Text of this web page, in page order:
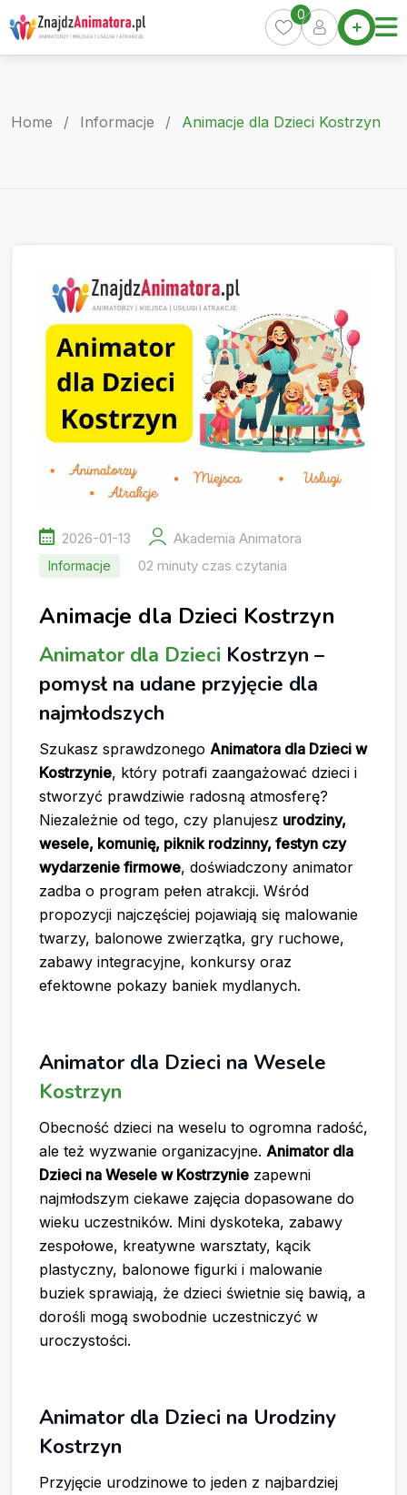
Skip
to
content
Home
Oferty
0
Home / Informacje / Animacje dla Dzieci Kostrzyn
2026-01-13 Akademia Animatora
Informacje 02 minuty czas czytania
Animacje dla Dzieci Kostrzyn
Animator dla Dzieci Kostrzyn –
pomysł na udane przyjęcie dla
najmłodszych
Szukasz sprawdzonego Animatora dla Dzieci w
Kostrzynie, który potrafi zaangażować dzieci i
stworzyć prawdziwie radosną atmosferę?
Niezależnie od tego, czy planujesz urodziny,
wesele, komunię, piknik rodzinny, festyn czy
wydarzenie firmowe, doświadczony animator
zadba o program pełen atrakcji. Wśród
propozycji najczęściej pojawiają się malowanie
twarzy, balonowe zwierzątka, gry ruchowe,
zabawy integracyjne, konkursy oraz
efektowne pokazy baniek mydlanych.
Animator dla Dzieci na Wesele
Kostrzyn
Obecność dzieci na weselu to ogromna radość,
ale też wyzwanie organizacyjne. Animator dla
Dzieci na Wesele w Kostrzynie zapewni
najmłodszym ciekawe zajęcia dopasowane do
wieku uczestników. Mini dyskoteka, zabawy
zespołowe, kreatywne warsztaty, kącik
plastyczny, balonowe figurki i malowanie
buziek sprawiają, że dzieci świetnie się bawią, a
dorośli mogą swobodnie uczestniczyć w
uroczystości.
Animator dla Dzieci na Urodziny
Kostrzyn
Przyjęcie urodzinowe to jeden z najbardziej